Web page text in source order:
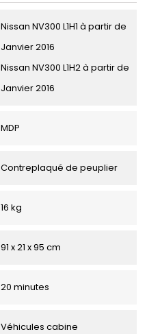
Nissan NV300 L1H1 à partir de
Janvier 2016
Nissan NV300 L1H2 à partir de
Janvier 2016
MDP
Contreplaqué de peuplier
16 kg
91 x 21 x 95 cm
20 minutes
Véhicules cabine